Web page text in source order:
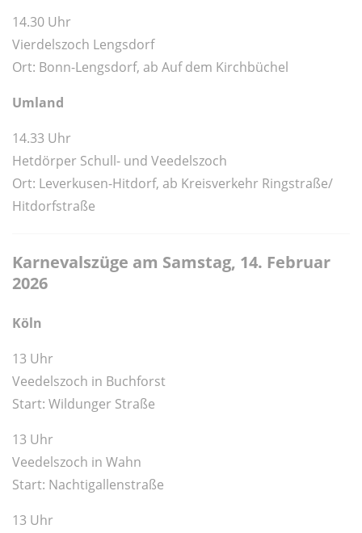
14.30 Uhr
Vierdelszoch Lengsdorf
Ort: Bonn-Lengsdorf, ab Auf dem Kirchbüchel
Umland
14.33 Uhr
Hetdörper Schull- und Veedelszoch
Ort: Leverkusen-Hitdorf, ab Kreisverkehr Ringstraße/
Hitdorfstraße
Karnevalszüge am Samstag, 14. Februar
2026
Köln
13 Uhr
Veedelszoch in Buchforst
Start: Wildunger Straße
13 Uhr
Veedelszoch in Wahn
Start: Nachtigallenstraße
13 Uhr